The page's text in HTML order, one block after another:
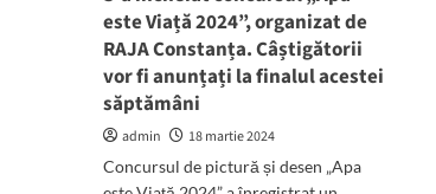
este Viață 2024”, organizat de
RAJA Constanța. Câștigătorii
vor fi anunțați la finalul acestei
săptămâni
admin
18 martie 2024
Concursul de pictură și desen „Apa